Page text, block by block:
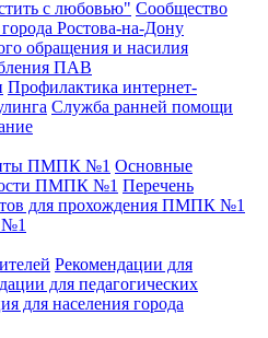
с любовью" Сообщество
Ростова-на-Дону
обращения и насилия
ПАВ
Профилактика интернет-
Служба ранней помощи
ПМПК №1 Основные
ПМПК №1 Перечень
для прохождения ПМПК №1
Рекомендации для
для педагогических
для населения города